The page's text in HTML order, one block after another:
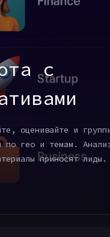
с
оценивайте и
по гео и темам.
приносят лиды.